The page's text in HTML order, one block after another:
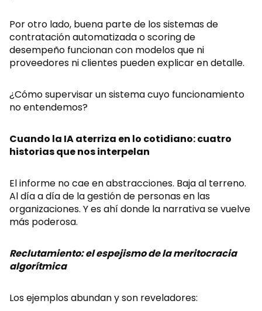
Por otro lado, buena parte de los sistemas de
contratación automatizada o scoring de
desempeño funcionan con modelos que ni
proveedores ni clientes pueden explicar en detalle.
¿Cómo supervisar un sistema cuyo funcionamiento
no entendemos?
Cuando la IA aterriza en lo cotidiano: cuatro
historias que nos interpelan
El informe no cae en abstracciones. Baja al terreno.
Al día a día de la gestión de personas en las
organizaciones. Y es ahí donde la narrativa se vuelve
más poderosa.
Reclutamiento: el espejismo de la meritocracia
algorítmica
Los ejemplos abundan y son reveladores: